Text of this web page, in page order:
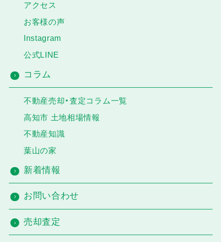
アクセス
お客様の声
Instagram
公式LINE
コラム
不動産売却・査定コラム一覧
高知市 土地相場情報
不動産知識
葉山の家
新着情報
お問い合わせ
売却査定